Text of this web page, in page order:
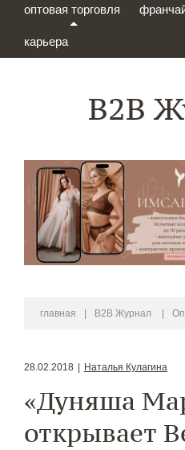
оптовая торговля
карьера
B2B
главная B2B Журнал
28.02.2018 Наталья Кулагина
«Дуняша
открывает